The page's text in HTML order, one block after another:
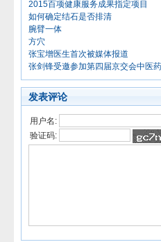
2015百项健康服务成果指定项目
如何确定结石是否排清
腕臂一体
方穴
张宝增医生首次被媒体报道
张剑锋受邀参加第四届京交会中医
发表评论
用户名:
验证码: